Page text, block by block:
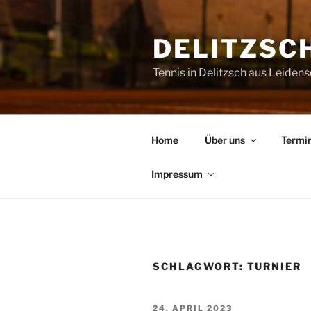
Inhalt
springen
Tennis in Delitzsch aus
Home Über uns
Impressum
SCHLAGWORT: TURNIER
VERÖFFENTLICHT
24. APRIL 2023